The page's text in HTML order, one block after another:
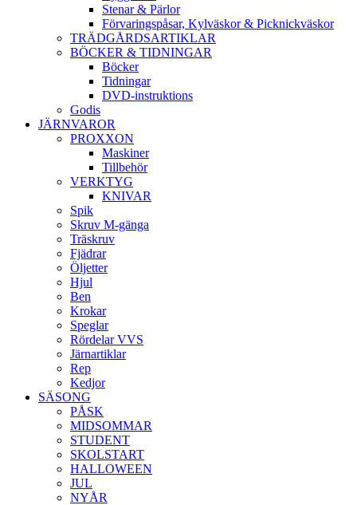
Stenar & Pärlor
Förvaringspåsar, Kylväskor & Picknickväskor
TRÄDGÅRDSARTIKLAR
BÖCKER & TIDNINGAR
Böcker
Tidningar
DVD-instruktions
Godis
JÄRNVAROR
PROXXON
Maskiner
Tillbehör
VERKTYG
KNIVAR
Spik
Skruv M-gänga
Träskruv
Fjädrar
Öljetter
Hjul
Ben
Krokar
Speglar
Rördelar VVS
Järnartiklar
Rep
Kedjor
SÄSONG
PÅSK
MIDSOMMAR
STUDENT
SKOLSTART
HALLOWEEN
JUL
NYÅR